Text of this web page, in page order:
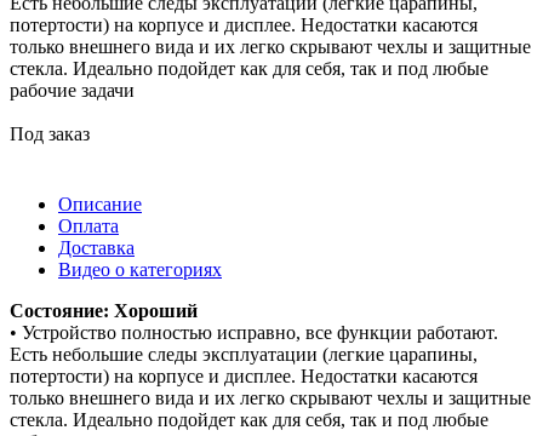
потертости) на корпусе и дисплее. Недостатки касаются
только внешнего вида и их легко скрывают чехлы и защитные
стекла. Идеально подойдет как для себя, так и под любые
рабочие задачи
Под заказ
Описание
Оплата
Доставка
Видео о категориях
Состояние: Хороший
• Устройство полностью исправно, все функции работают.
Есть небольшие следы эксплуатации (легкие царапины,
потертости) на корпусе и дисплее. Недостатки касаются
только внешнего вида и их легко скрывают чехлы и защитные
стекла. Идеально подойдет как для себя, так и под любые